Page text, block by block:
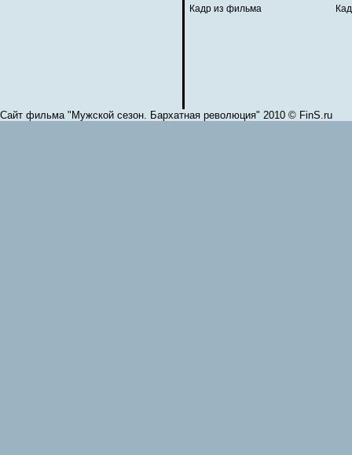
Кадр из фильма
Сайт фильма "Мужской сезон. Бархатная революция" 2010 © FinS.ru